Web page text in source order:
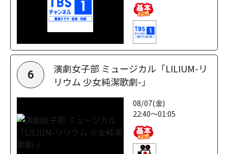
6
演劇女子部 ミュージカル「LILIUM-リ
リウム 少女純潔歌劇-」
08/07(金)
22:40～01:05